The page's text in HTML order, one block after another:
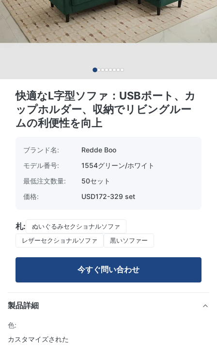
快適なL字型ソファ：USBポート、カ
ップホルダー、収納でリビングルー
ムの利便性を向上
ブランド名:
Redde Boo
モデル番号:
1554グリーン/ホワイト
最低注文数量:
50セット
価格:
USD172-329 set
札:
ぬいぐるみセクショナルソファ
レザーセクショナルソファ
黒いソファー
今すぐ問い合わせ
製品詳細
色:
カスタマイズされた